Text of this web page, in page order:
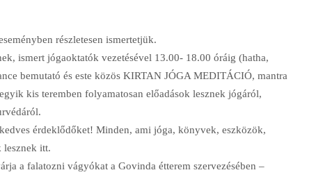
részletesen ismertetjük.
ismert jógaoktatók vezetésével 13.00- 18.00 óráig (hatha,
bemutató és este közös KIRTAN JÓGA MEDITÁCIÓ, mantra
kis teremben folyamatosan előadások lesznek jógáról,
érdeklődőket! Minden, ami jóga, könyvek, eszközök,
lesznek itt.
a falatozni vágyókat a Govinda étterem szervezésében –